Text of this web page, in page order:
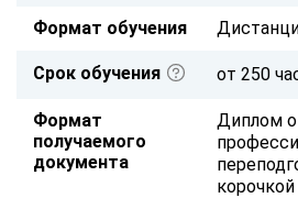
Формат обучения
Срок обучения от 250
Формат
получаемого
документа
Диплом о
корочкой